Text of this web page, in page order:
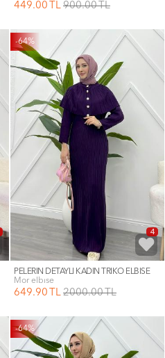
449.00 TL 900.00TL
-64%
4
PELERİN DETAYLI KADIN TRİKO ELBİSE
mor elbıse
649.90 TL 2000.00TL
-64%